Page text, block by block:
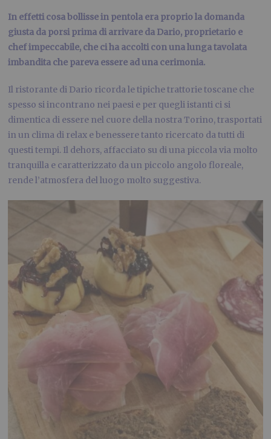
In effetti cosa bollisse in pentola era proprio la domanda
giusta da porsi prima di arrivare da Dario, proprietario e
chef impeccabile, che ci ha accolti con una lunga tavolata
imbandita che pareva essere ad una cerimonia.
Il ristorante di Dario ricorda le tipiche trattorie toscane che
spesso si incontrano nei paesi e per quegli istanti ci si
dimentica di essere nel cuore della nostra Torino, trasportati
in un clima di relax e benessere tanto ricercato da tutti di
questi tempi. Il dehors, affacciato su di una piccola via molto
tranquilla e caratterizzato da un piccolo angolo floreale,
rende l’atmosfera del luogo molto suggestiva.